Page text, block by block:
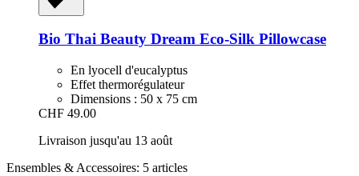
Bio Thai Beauty Dream Eco-​Silk Pillowcase
En lyocell d'eucalyptus
Effet thermorégulateur
Dimensions : 50 x 75 cm
CHF 49.00
Livraison jusqu'au 13 août
Ensembles & Accessoires: 5 articles